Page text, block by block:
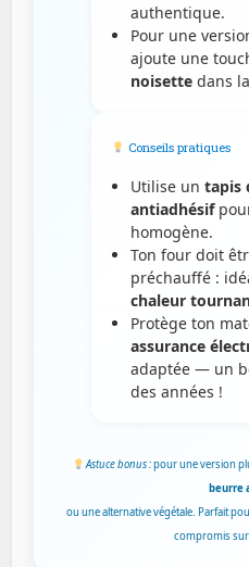
authentique.
Pour une
ajoute une
noisette dans
Conseils pratiques
Utilise un tapis
antiadhésif
homogène.
Ton four doit
préchauffé :
chaleur
Protège ton
assurance
adaptée — un
des années !
Astuce bonus :pour une version
beurre
ou une alternative végétale. Parfait
compromis